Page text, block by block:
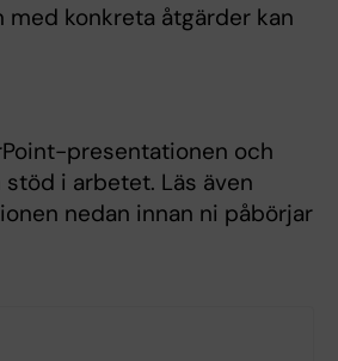
med konkreta åtgärder kan
presentationen och
i arbetet. Läs även
nedan innan ni påbörjar